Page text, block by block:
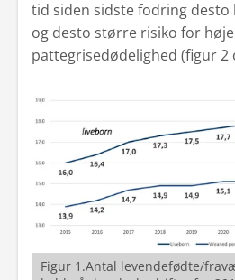
tid siden sidste fodring
og desto større risiko for
pattegrisedødelighed (figur 2
Figur 1.Antal levendefødte/